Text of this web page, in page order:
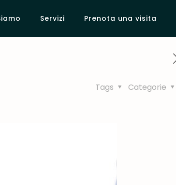
Servizi Prenota una visita
Categorie
Tags